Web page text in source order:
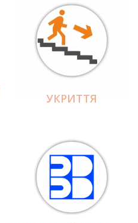
УКРИТТЯ